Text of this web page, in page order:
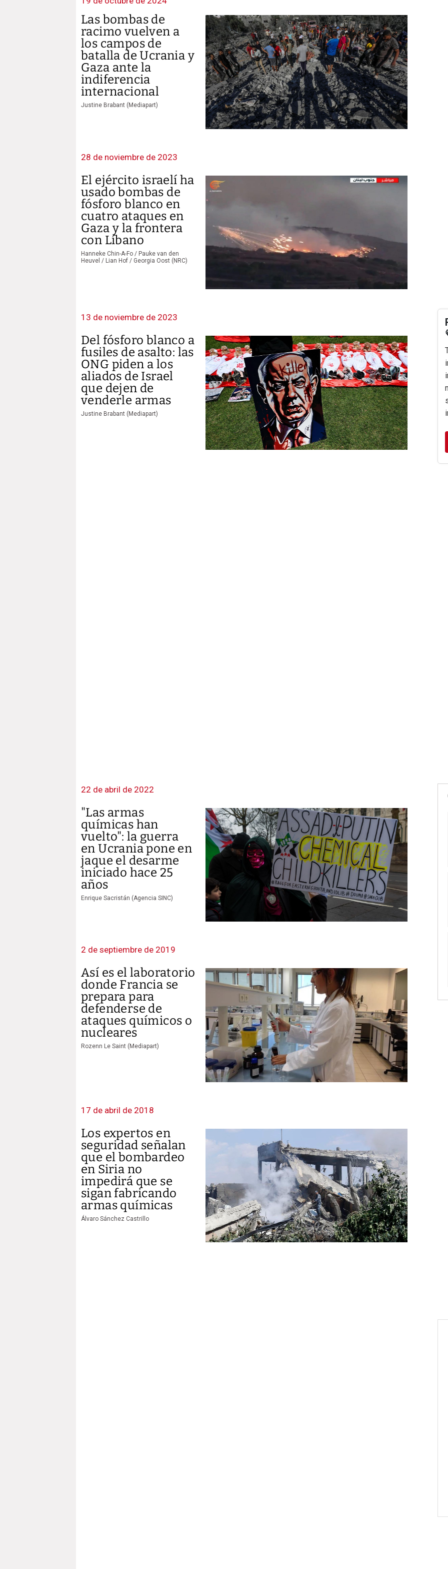
Las bombas de
racimo vuelven a
los campos de
batalla de Ucrania y
Gaza ante la
indiferencia
internacional
Justine Brabant (Mediapart)
28 de noviembre de 2023
El ejército israelí ha
usado bombas de
fósforo blanco en
cuatro ataques en
Gaza y la frontera
con Líbano
Hanneke Chin-A-Fo / Pauke van den
Heuvel / Lian Hof / Georgia Oost (NRC)
13 de noviembre de 2023
Del fósforo blanco a
fusiles de asalto: las
ONG piden a los
aliados de Israel
que dejen de
venderle armas
Justine Brabant (Mediapart)
22 de abril de 2022
"Las armas
químicas han
vuelto": la guerra
en Ucrania pone en
jaque el desarme
iniciado hace 25
años
Enrique Sacristán (Agencia SINC)
2 de septiembre de 2019
Así es el laboratorio
donde Francia se
prepara para
defenderse de
ataques químicos o
nucleares
Rozenn Le Saint (Mediapart)
17 de abril de 2018
Los expertos en
seguridad señalan
que el bombardeo
en Siria no
impedirá que se
sigan fabricando
armas químicas
Álvaro Sánchez Castrillo